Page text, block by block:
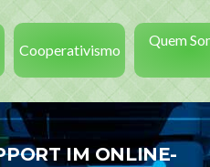
Cooperativismo
Quem
IM ONLINE-